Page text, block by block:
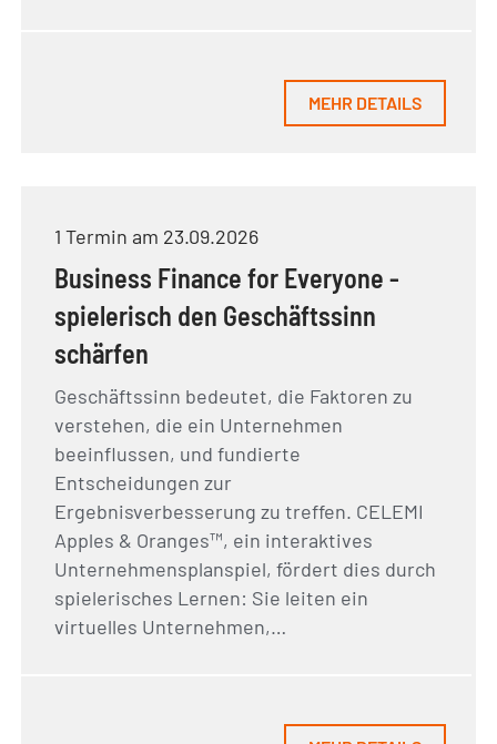
MEHR DETAILS
1 Termin am 23.09.2026
Business Finance for Everyone -
spielerisch den Geschäftssinn
schärfen
Geschäftssinn bedeutet, die Faktoren zu
verstehen, die ein Unternehmen
beeinflussen, und fundierte
Entscheidungen zur
Ergebnisverbesserung zu treffen. CELEMI
Apples & Oranges™, ein interaktives
Unternehmensplanspiel, fördert dies durch
spielerisches Lernen: Sie leiten ein
virtuelles Unternehmen,…